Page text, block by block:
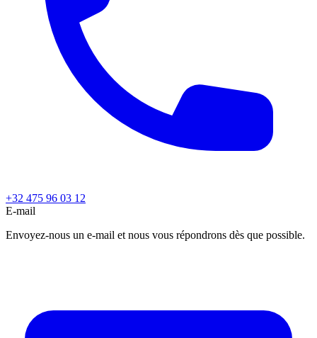
+32 475 96 03 12
E-mail
Envoyez-nous un e-mail et nous vous répondrons dès que possible.